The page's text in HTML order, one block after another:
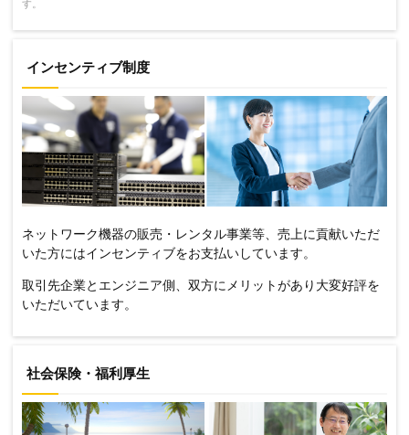
す。
インセンティブ制度
ネットワーク機器の販売・レンタル事業等、売上に貢献いただ
いた方にはインセンティブをお支払いしています。
取引先企業とエンジニア側、双方にメリットがあり大変好評を
いただいています。
社会保険・福利厚生